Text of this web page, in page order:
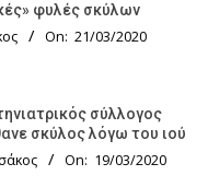
φυλές σκύλων
On: 21/03/2020
σύλλογος
σκύλος λόγω του ιού
On: 19/03/2020